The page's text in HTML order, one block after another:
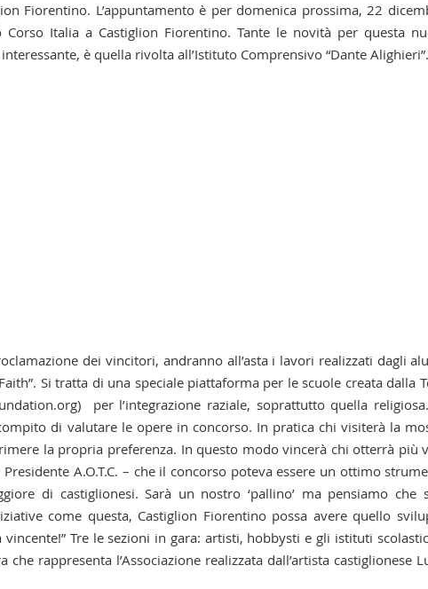
Fiorentino. L’appuntamento è per domenica prossima, 22
Italia a Castiglion Fiorentino. Tante le novità per questa
è quella rivolta all’Istituto Comprensivo “Dante Alighieri”.
dei vincitori, andranno all’asta i lavori realizzati dagli
Si tratta di una speciale piattaforma per le scuole creata dalla
per l’integrazione raziale, soprattutto quella
di valutare le opere in concorso. In pratica chi visiterà la
la propria preferenza. In questo modo vincerà chi otterrà più
A.O.T.C. – che il concorso poteva essere un ottimo
di castiglionesi. Sarà un nostro ‘pallino’ ma pensiamo che
come questa, Castiglion Fiorentino possa avere quello
Tre le sezioni in gara: artisti, hobbysti e gli istituti
che rappresenta l’Associazione realizzata dall’artista castiglionese